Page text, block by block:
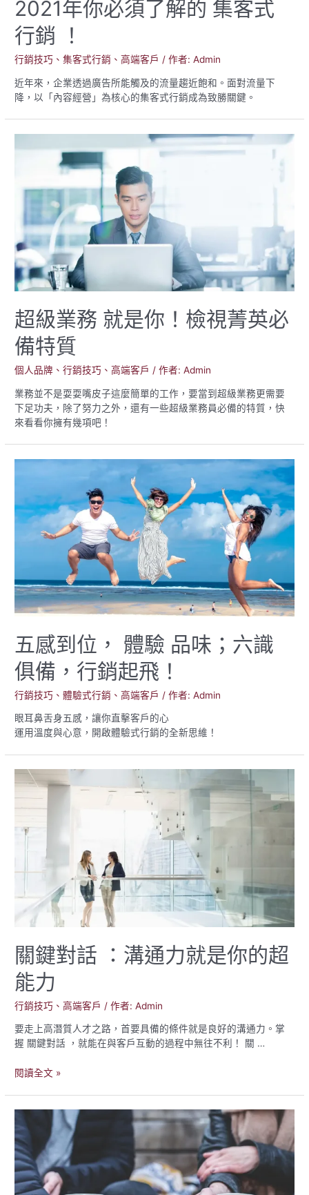
2021年你必須了解的 集客式
行銷 ！
行銷技巧 、集客式行銷 、高端客戶 / 作者:Admin
近年來，企業透過廣告所能觸及的流量趨近飽和。面對流量下
降，以「內容經營」為核心的集客式行銷成為致勝關鍵。
超級業務 就是你！檢視菁英必
備特質
個人品牌 、行銷技巧 、高端客戶 / 作者:Admin
業務並不是耍耍嘴皮子這麼簡單的工作，要當到超級業務更需要
下足功夫，除了努力之外，還有一些超級業務員必備的特質，快
來看看你擁有幾項吧！
五感到位， 體驗 品味；六識
俱備，行銷起飛！
行銷技巧 、體驗式行銷 、高端客戶 / 作者:Admin
眼耳鼻舌身五感，讓你直擊客戶的心
運用溫度與心意，開啟體驗式行銷的全新思維！
關鍵對話 ：溝通力就是你的超
能力
行銷技巧 、高端客戶 / 作者:Admin
要走上高潛質人才之路，首要具備的條件就是良好的溝通力。掌
握 關鍵對話 ，就能在與客戶互動的過程中無往不利！ 關 …
關
：
溝
通
力
就
閱讀全文 »